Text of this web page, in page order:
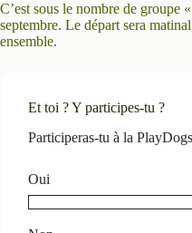
C’est sous le nombre de groupe
septembre. Le départ sera
ensemble.
Et toi ? Y participes-tu ?
Participeras-tu à la
Oui